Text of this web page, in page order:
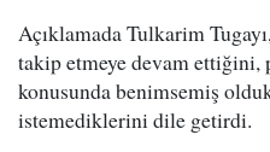
Açıklamada Tulkarim
takip etmeye devam ettiğini,
konusunda benimsemiş
istemediklerini dile getirdi.